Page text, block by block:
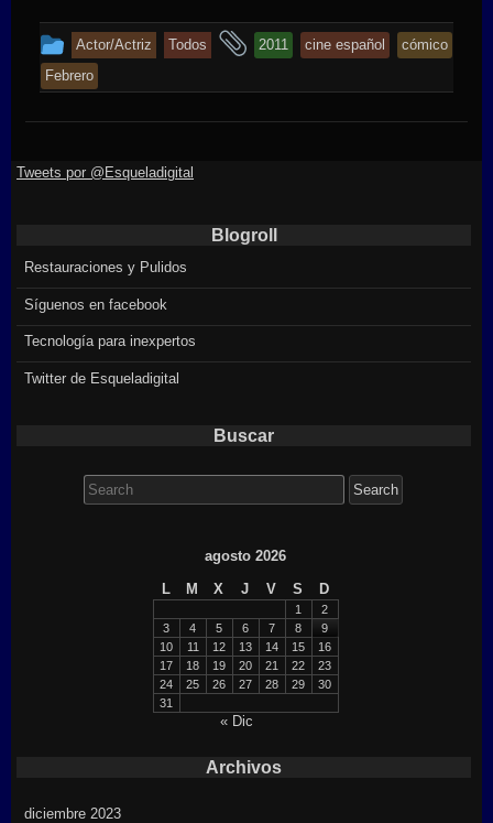
This
entry
was
posted
Actor/Actriz Todos
and
2011 cine español
cómico
Febrero
Tweets por @Esqueladigital
Blogroll
Restauraciones y Pulidos
Síguenos en facebook
Tecnología para inexpertos
Twitter de Esqueladigital
Buscar
for:
agosto 2026
L
M X J V S D
1
2
3
4 5 6 7 8
9
10
11 12 13 14 15
16
17
18 19 20 21 22
23
24
25 26 27 28 29
30
31
« Dic
Archivos
diciembre 2023